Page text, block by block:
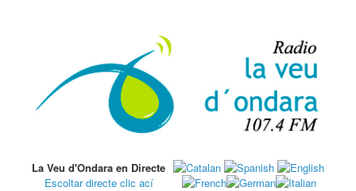
La Veu d'Ondara en Directe
Escoltar directe clic ací